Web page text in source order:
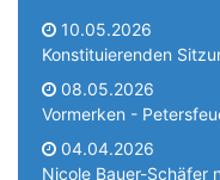
10.05.2026
Konstituierenden
08.05.2026
Vormerken -
04.04.2026
Nicole Bauer-Schäfer